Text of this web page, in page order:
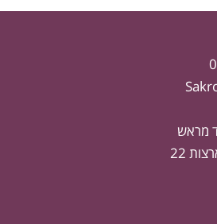
מראש
22